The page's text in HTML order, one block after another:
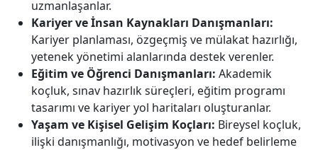
uzmanlaşanlar.
Kariyer ve İnsan Kaynakları Danışmanları:
Kariyer planlaması, özgeçmiş ve mülakat hazırlığı,
yetenek yönetimi alanlarında destek verenler.
Eğitim ve Öğrenci Danışmanları: Akademik
koçluk, sınav hazırlık süreçleri, eğitim programı
tasarımı ve kariyer yol haritaları oluşturanlar.
Yaşam ve Kişisel Gelişim Koçları: Bireysel koçluk,
ilişki danışmanlığı, motivasyon ve hedef belirleme